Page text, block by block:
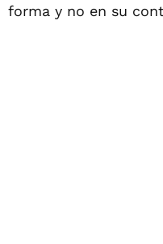
forma y no en su